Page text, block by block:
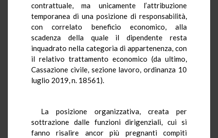
contrattuale, ma unicamente l’attribuzione
temporanea di una posizione di responsabilità,
con correlato beneficio economico, alla
scadenza della quale il dipendente resta
inquadrato nella categoria di appartenenza, con
il relativo trattamento economico (da ultimo,
Cassazione civile, sezione lavoro, ordinanza 10
luglio 2019, n. 18561).
La posizione organizzativa, creata per
sottrazione dalle funzioni dirigenziali, cui si
fanno risalire ancor più pregnanti compiti